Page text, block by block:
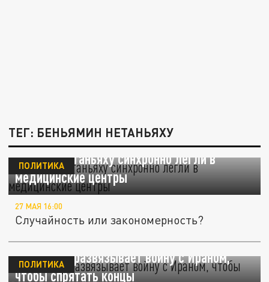
ТЕГ: БЕНЬЯМИН НЕТАНЬЯХУ
Трамп и Нетаньяху синхронно легли в
медицинские центры
ПОЛИТИКА
27 МАЯ 16:00
Случайность или закономерность?
Нетаньяху развязывает войну с Ираном,
чтобы спрятать концы
ПОЛИТИКА